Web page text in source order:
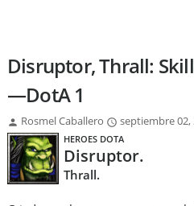
Disruptor, Thrall:
—DotA 1
Rosmel Caballero septiembre 02,
HEROES DOTA
Disruptor.
Thrall.